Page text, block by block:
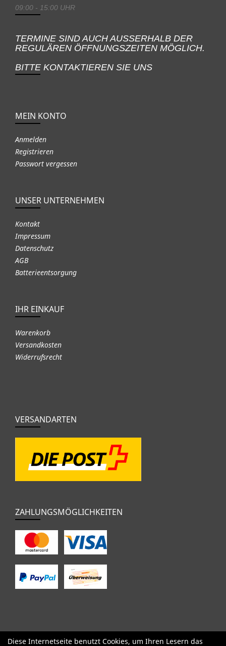
09:00 - 15:00 UHR
TERMINE SIND AUCH AUSSERHALB DER
REGULÄREN ÖFFNUNGSZEITEN MÖGLICH.
BITTE KONTAKTIEREN SIE UNS
MEIN KONTO
Anmelden
Registrieren
Passwort vergessen
UNSER UNTERNEHMEN
Kontakt
Impressum
Datenschutz
AGB
Batterieentsorgung
IHR EINKAUF
Warenkorb
Versandkosten
Widerrufsrecht
VERSANDARTEN
ZAHLUNGSMÖGLICHKEITEN
Diese Internetseite benutzt Cookies, um Ihren Lesern das